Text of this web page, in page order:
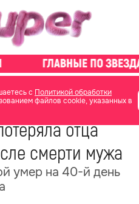
с Политикой обработки
файлов cookie, указанных в
отца
смерти мужа
умер на 40-й день